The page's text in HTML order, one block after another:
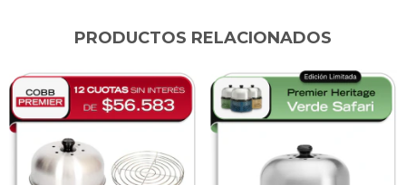
PRODUCTOS RELACIONADOS